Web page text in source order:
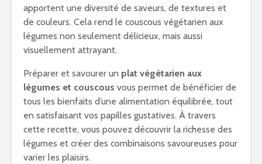
apportent une diversité de saveurs, de textures et
de couleurs. Cela rend le couscous végétarien aux
légumes non seulement délicieux, mais aussi
visuellement attrayant.
Préparer et savourer un plat végétarien aux
légumes et couscous vous permet de bénéficier de
tous les bienfaits d’une alimentation équilibrée, tout
en satisfaisant vos papilles gustatives. À travers
cette recette, vous pouvez découvrir la richesse des
légumes et créer des combinaisons savoureuses pour
varier les plaisirs.